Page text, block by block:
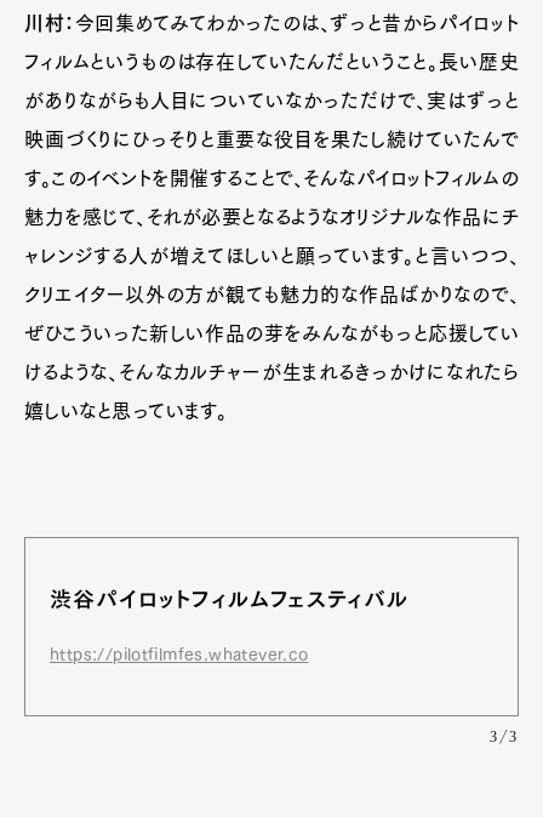
川村：今回集めてみてわかったのは、ずっと昔からパイロット
フィルムというものは存在していたんだということ。長い歴史
がありながらも人目についていなかっただけで、実はずっと
映画づくりにひっそりと重要な役目を果たし続けていたんで
す。このイベントを開催することで、そんなパイロットフィルムの
魅力を感じて、それが必要となるようなオリジナルな作品にチ
ャレンジする人が増えてほしいと願っています。と言いつつ、
クリエイター以外の方が観ても魅力的な作品ばかりなので、
ぜひこういった新しい作品の芽をみんながもっと応援してい
けるような、そんなカルチャーが生まれるきっかけになれたら
嬉しいなと思っています。
渋谷パイロットフィルムフェスティバル
https://pilotfilmfes.whatever.co
3/3